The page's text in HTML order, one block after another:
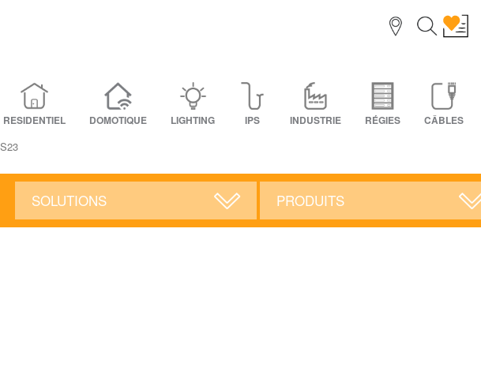
RESIDENTIEL DOMOTIQUE LIGHTING IPS INDUSTRIE RÉGIES CÂBLES